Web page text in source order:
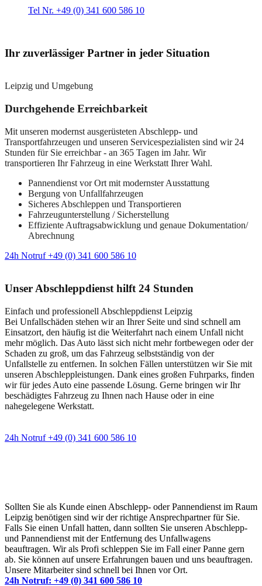
Tel Nr. +49 (0) 341 600 586 10
Ihr zuverlässiger Partner in jeder Situation
Leipzig und Umgebung
Durchgehende Erreichbarkeit
Mit unseren modernst ausgerüsteten Abschlepp- und
Transportfahrzeugen und unseren Servicespezialisten sind wir 24
Stunden für Sie erreichbar - an 365 Tagen im Jahr. Wir
transportieren Ihr Fahrzeug in eine Werkstatt Ihrer Wahl.
Pannendienst vor Ort mit modernster Ausstattung
Bergung von Unfallfahrzeugen
Sicheres Abschleppen und Transportieren
Fahrzeugunterstellung / Sicherstellung
Effiziente Auftragsabwicklung und genaue Dokumentation/
Abrechnung
24h Notruf +49 (0) 341 600 586 10
Unser Abschleppdienst hilft 24 Stunden
Einfach und professionell Abschleppdienst Leipzig
Bei Unfallschäden stehen wir an Ihrer Seite und sind schnell am
Einsatzort, den häufig ist die Weiterfahrt nach einem Unfall nicht
mehr möglich. Das Auto lässt sich nicht mehr fortbewegen oder der
Schaden zu groß, um das Fahrzeug selbstständig von der
Unfallstelle zu entfernen. In solchen Fällen unterstützen wir Sie mit
unseren Abschleppleistungen. Dank eines großen Fuhrparks, finden
wir für jedes Auto eine passende Lösung. Gerne bringen wir Ihr
beschädigtes Fahrzeug zu Ihnen nach Hause oder in eine
nahegelegene Werkstatt.
24h Notruf +49 (0) 341 600 586 10
Sollten Sie als Kunde einen Abschlepp- oder Pannendienst im Raum
Leipzig benötigen sind wir der richtige Ansprechpartner für Sie.
Falls Sie einen Unfall hatten, dann sollten Sie unseren Abschlepp-
und Pannendienst mit der Entfernung des Unfallwagens
beauftragen. Wir als Profi schleppen Sie im Fall einer Panne gern
ab. Sie können auf unsere Erfahrungen bauen und uns beauftragen.
Unsere Mitarbeiter sind schnell bei Ihnen vor Ort.
24h Notruf: +49 (0) 341 600 586 10